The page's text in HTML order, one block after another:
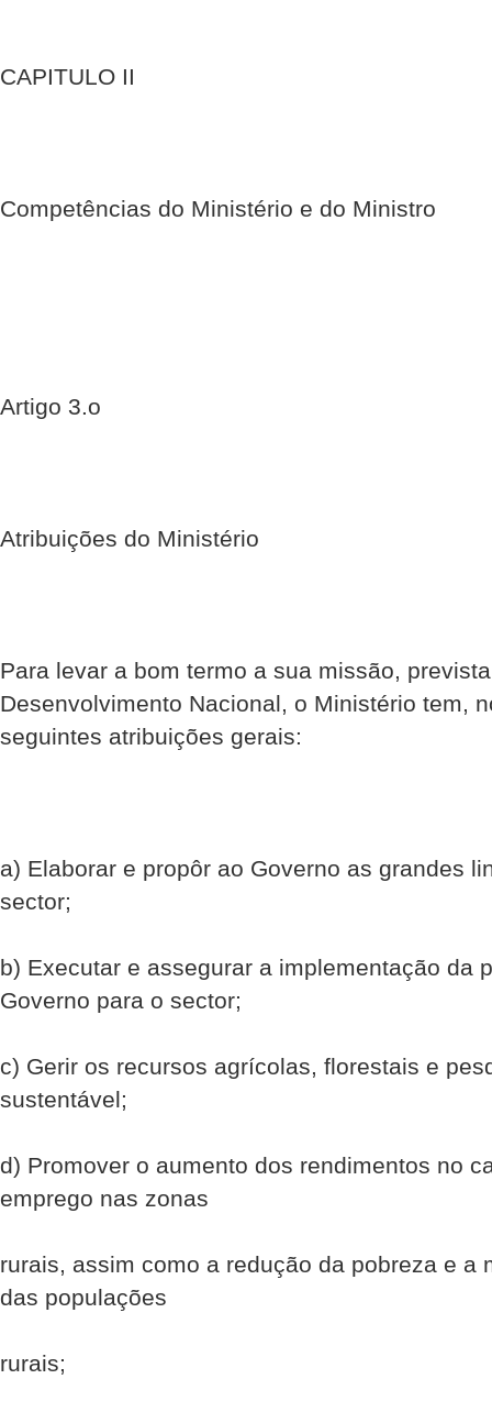
CAPITULO II
Competências do Ministério e do Ministro
Artigo 3.o
Atribuições do Ministério
Para levar a bom termo a sua missão,
Desenvolvimento Nacional, o Ministério tem,
seguintes atribuições gerais:
a) Elaborar e propôr ao Governo as grandes
sector;
b) Executar e assegurar a implementação da
Governo para o sector;
c) Gerir os recursos agrícolas, florestais e
sustentável;
d) Promover o aumento dos rendimentos no
emprego nas zonas
rurais, assim como a redução da pobreza e a
das populações
rurais;